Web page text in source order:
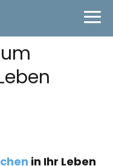
in Ihr Leben